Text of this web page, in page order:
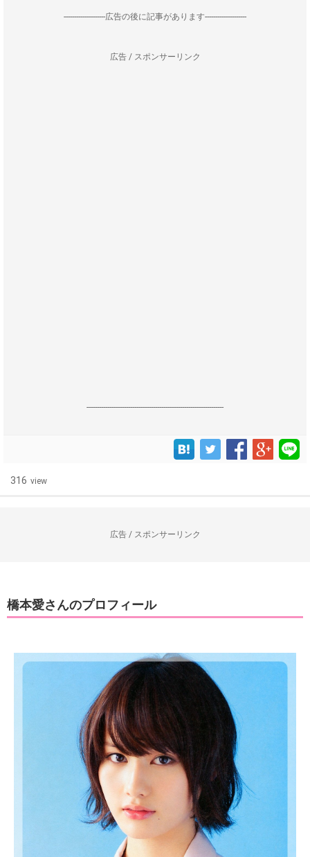
--------------------広告の後に記事があります--------------------
広告 / スポンサーリンク
------------------------------------------------------------------
316 view
広告 / スポンサーリンク
橋本愛さんのプロフィール